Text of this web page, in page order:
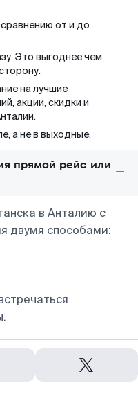
от и до
Это выгоднее чем
на лучшие
акции, скидки и
а не в выходные.
прямой рейс или
в Анталию с
двумя способами: